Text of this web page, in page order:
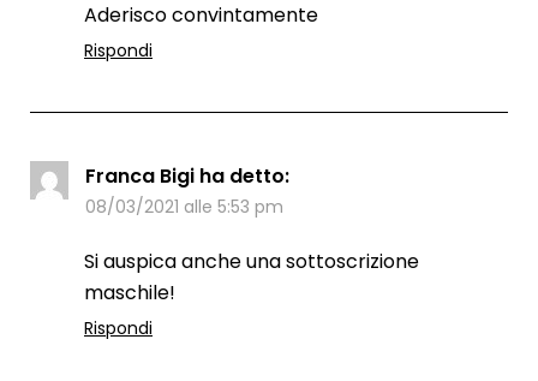
Aderisco convintamente
Rispondi
Franca Bigi ha detto:
08/03/2021 alle 5:53 pm
Si auspica anche una sottoscrizione
maschile!
Rispondi